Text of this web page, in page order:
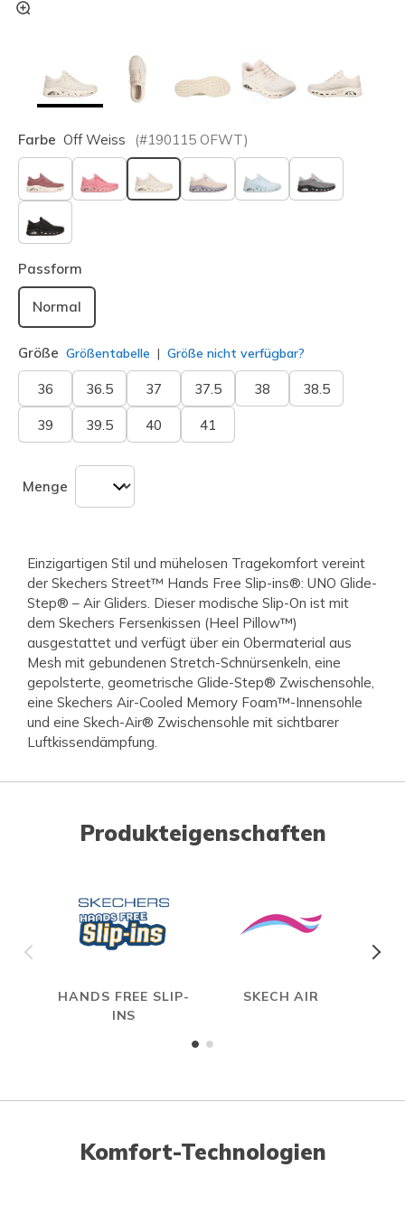
Farbe Off Weiss (#190115 OFWT)
ausgewählt
Passform
Normal
Größe Größentabelle Größe nicht verfügbar?
36 36.5 37 37.5 38 38.5
39 39.5 40 41
Menge
Einzigartigen Stil und mühelosen Tragekomfort vereint
der Skechers Street™ Hands Free Slip-ins®: UNO Glide-
Step® – Air Gliders. Dieser modische Slip-On ist mit
dem Skechers Fersenkissen (Heel Pillow™)
ausgestattet und verfügt über ein Obermaterial aus
Mesh mit gebundenen Stretch-Schnürsenkeln, eine
gepolsterte, geometrische Glide-Step® Zwischensohle,
eine Skechers Air-Cooled Memory Foam™-Innensohle
und eine Skech-Air® Zwischensohle mit sichtbarer
Luftkissendämpfung.
Produkteigenschaften
HANDS FREE SLIP-
INS
SKECH AIR
Komfort-Technologien